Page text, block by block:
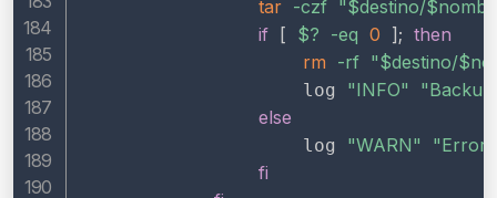
tar -czf "$destino/
if
[ $? -eq 0 ] ; then
rm -rf "$destino/
                    log
"INFO"
else
                    log
"WARN"
"Error
fi